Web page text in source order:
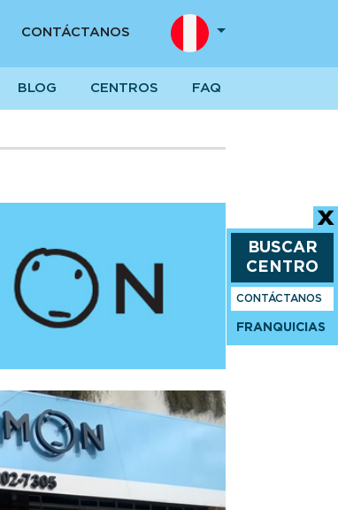
CONTÁCTANOS
BLOG CENTROS FAQ
BUSCAR
CENTRO
CONTÁCTANOS
FRANQUICIAS